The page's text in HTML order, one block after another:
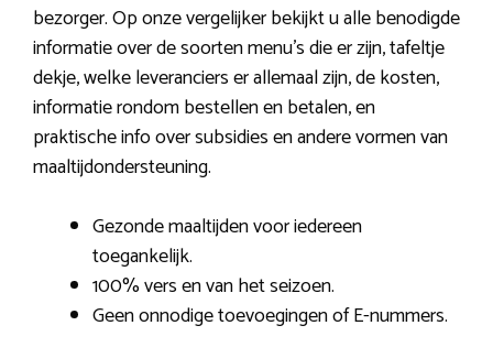
bezorger. Op onze vergelijker bekijkt u alle benodigde
informatie over de soorten menu’s die er zijn, tafeltje
dekje, welke leveranciers er allemaal zijn, de kosten,
informatie rondom bestellen en betalen, en
praktische info over subsidies en andere vormen van
maaltijdondersteuning.
Gezonde maaltijden voor iedereen
toegankelijk.
100% vers en van het seizoen.
Geen onnodige toevoegingen of E-nummers.